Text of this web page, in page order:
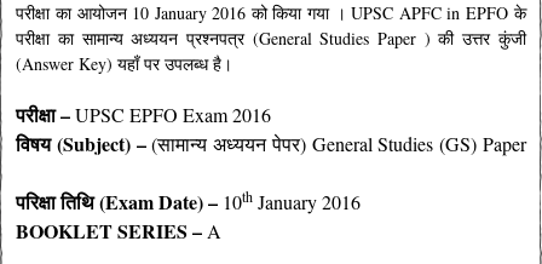
परीक्षा का आयोजन 10 January 2016 को किया गया । UPSC APFC in EPFO के
परीक्षा का सामान्य अध्ययन प्रश्नपत्र (General Studies Paper ) की उत्तर कुंजी
(Answer Key) यहाँ पर उपलब्ध है ।
परीक्षा –UPSC EPFOExam 2016
विषय (Subject) –(सामान्य अध्ययन पेपर) General Studies (GS) Paper
परिक्षा तिथि (Exam Date) – 10th January 2016
BOOKLET SERIES –A